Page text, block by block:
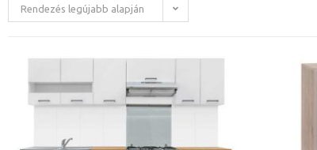
Rendezés legújabb alapján